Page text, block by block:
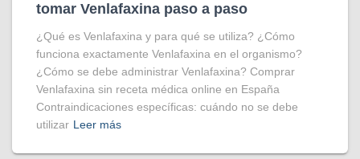
tomar Venlafaxina paso a paso
¿Qué es Venlafaxina y para qué se utiliza? ¿Cómo
funciona exactamente Venlafaxina en el organismo?
¿Cómo se debe administrar Venlafaxina? Comprar
Venlafaxina sin receta médica online en España
Contraindicaciones específicas: cuándo no se debe
utilizar Leer más